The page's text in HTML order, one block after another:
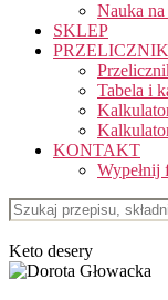
Nauka na
SKLEP
Tabela i
KONTAKT
Wypełnij
Keto desery